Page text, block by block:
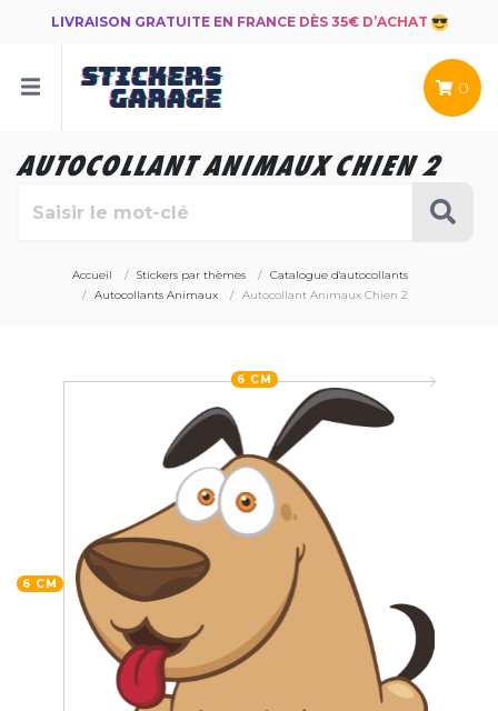
LIVRAISON GRATUITE EN FRANCE DÈS 35€ D’ACHAT
0
AUTOCOLLANT ANIMAUX CHIEN 2
Accueil Stickers par thèmes
Catalogue d'autocollants
Autocollants Animaux
Autocollant Animaux Chien 2
6 CM
6 CM